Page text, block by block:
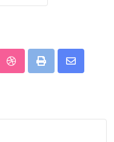
StumbleUpon
Print
Share